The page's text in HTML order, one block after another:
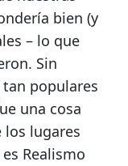
bien (y
– lo que
Sin
populares
una cosa
los lugares
Realismo